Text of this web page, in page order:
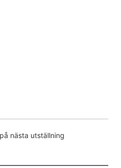
nästa utställning